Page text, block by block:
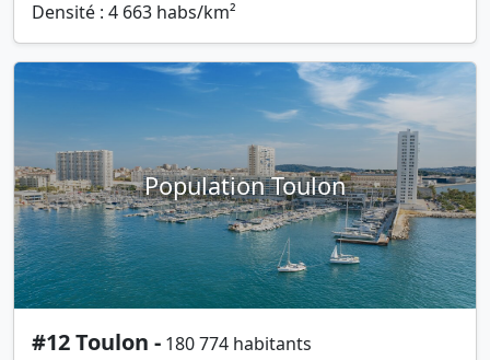
Densité : 4 663 habs/km²
Population Toulon
#12 Toulon - 180 774 habitants